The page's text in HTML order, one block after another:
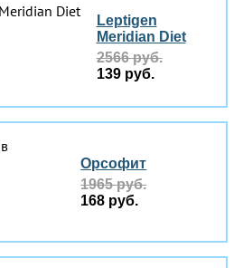
Leptigen
Meridian Diеt
2566 руб.
139 руб.
Орсофит
1965 руб.
168 руб.